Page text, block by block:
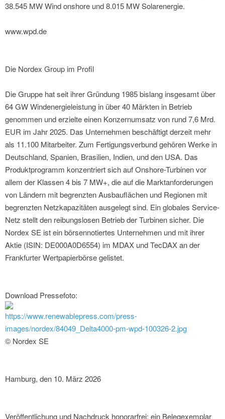
38.545 MW Wind onshore und 8.015 MW Solarenergie.
www.wpd.de
Die Nordex Group im Profil
Die Gruppe hat seit ihrer Gründung 1985 bislang insgesamt über
64 GW Windenergieleistung in über 40 Märkten in Betrieb
genommen und erzielte einen Konzernumsatz von rund 7,6 Mrd.
EUR im Jahr 2025. Das Unternehmen beschäftigt derzeit mehr
als 11.100 Mitarbeiter. Zum Fertigungsverbund gehören Werke in
Deutschland, Spanien, Brasilien, Indien, und den USA. Das
Produktprogramm konzentriert sich auf Onshore-Turbinen vor
allem der Klassen 4 bis 7 MW+, die auf die Marktanforderungen
von Ländern mit begrenzten Ausbauflächen und Regionen mit
begrenzten Netzkapazitäten ausgelegt sind. Ein globales Service-
Netz stellt den reibungslosen Betrieb der Turbinen sicher. Die
Nordex SE ist ein börsennotiertes Unternehmen und mit ihrer
Aktie (ISIN: DE000A0D6554) im MDAX und TecDAX an der
Frankfurter Wertpapierbörse gelistet.
Download Pressefoto:
https://www.renewablepress.com/press-
images/nordex/84049_Delta4000-pm-wpd-100326-2.jpg
© Nordex SE
Hamburg, den 10. März 2026
Veröffentlichung und Nachdruck honorarfrei; ein Belegexemplar